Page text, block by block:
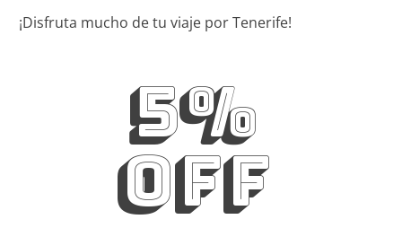
¡Disfruta mucho de tu viaje por Tenerife!
5%
OFF